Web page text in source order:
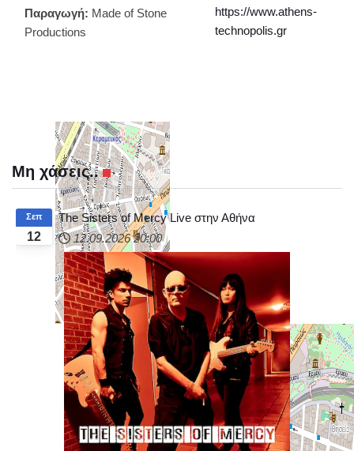
Παραγωγή: Made of Stone
Productions
https://www.athens-
technopolis.gr
Μη χάσεις..
12
Σεπ
The Sisters of Mercy Live στην Αθήνα
12.09.2026 20:00